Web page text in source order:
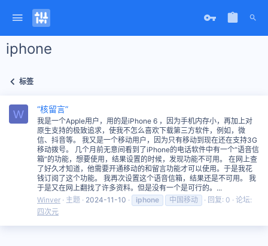
iphone
标签
W “核留言”
我是一个Apple用户，用的是iPhone 6 ，因为手机内存小，再加上对
原生支持的极致追求，使我不怎么喜欢下载第三方软件，例如，微
信、抖音等。 我又是一个移动用户，因为只有移动到现在还在支持3G
移动拨号。 几个月前无意间看到了iPhone的电话软件中有一个“语音信
箱”的功能，想要使用，结果设置的时候，发现功能不可用。 在网上查
了好久才知道，他需要开通移动的和留言功能才可以使用。于是我花
钱订阅了这个功能。 我再次设置这个语音信箱，结果还是不可用。 我
于是又在网上翻找了许多资料。但是没有一个是可行的。...
Winver
主题 2024-11-10 iphone 中国移动 回复: 0
论坛:
四次元